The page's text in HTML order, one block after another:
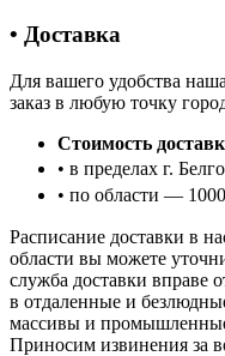
• Доставка
Для вашего удобства
заказ в любую точку
Стоимость
• в пределах г.
• по области —
Расписание доставки в
области вы можете
служба доставки вправе
в отдаленные и
массивы и
Приносим извинения за